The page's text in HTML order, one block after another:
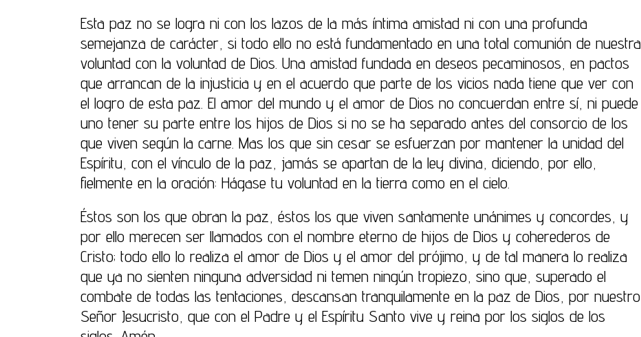
Esta paz no se logra ni con los lazos de la más íntima amistad ni con una profunda
semejanza de carácter, si todo ello no está fundamentado en una total comunión de nuestra
voluntad con la voluntad de Dios. Una amistad fundada en deseos pecaminosos, en pactos
que arrancan de la injusticia y en el acuerdo que parte de los vicios nada tiene que ver con
el logro de esta paz. El amor del mundo y el amor de Dios no concuerdan entre sí, ni puede
uno tener su parte entre los hijos de Dios si no se ha separado antes del consorcio de los
que viven según la carne. Mas los que sin cesar se esfuerzan por mantener la unidad del
Espíritu, con el vínculo de la paz, jamás se apartan de la ley divina, diciendo, por ello,
fielmente en la oración: Hágase tu voluntad en la tierra como en el cielo.
Éstos son los que obran la paz, éstos los que viven santamente unánimes y concordes, y
por ello merecen ser llamados con el nombre eterno de hijos de Dios y coherederos de
Cristo; todo ello lo realiza el amor de Dios y el amor del prójimo, y de tal manera lo realiza
que ya no sienten ninguna adversidad ni temen ningún tropiezo, sino que, superado el
combate de todas las tentaciones, descansan tranquilamente en la paz de Dios, por nuestro
Señor Jesucristo, que con el Padre y el Espíritu Santo vive y reina por los siglos de los